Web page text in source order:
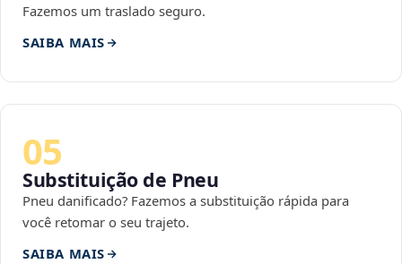
Fazemos um traslado seguro.
SAIBA MAIS
05
Substituição de Pneu
Pneu danificado? Fazemos a substituição rápida para
você retomar o seu trajeto.
SAIBA MAIS